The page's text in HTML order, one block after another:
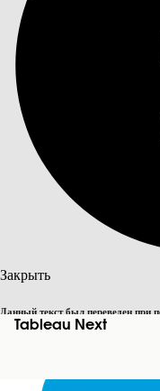
Закрыть
Данный текст был переведен при
Дополнительные сведения см.
Tableau Next
СОДЕРЖАНИЕ